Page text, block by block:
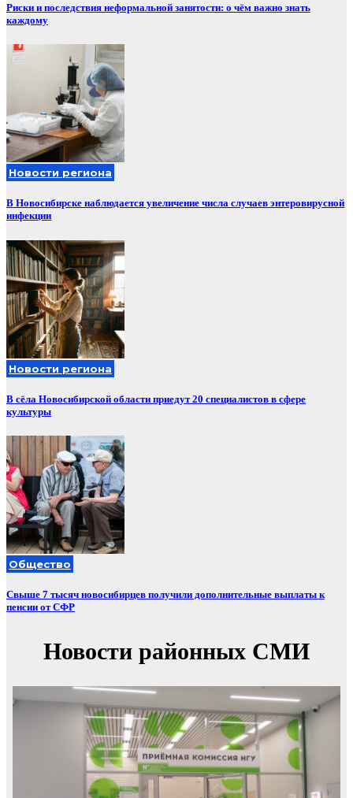
Риски и последствия неформальной занятости: о чём важно знать
каждому
Новости региона
В Новосибирске наблюдается увеличение числа случаев энтеровирусной
инфекции
Новости региона
В сёла Новосибирской области приедут 20 специалистов в сфере
культуры
Общество
Свыше 7 тысяч новосибирцев получили дополнительные выплаты к
пенсии от СФР